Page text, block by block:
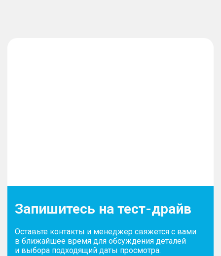
Запишитесь на тест-драйв
Оставьте контакты и менеджер свяжется с вами
в ближайшее время для обсуждения деталей
и выбора подходящий даты просмотра.